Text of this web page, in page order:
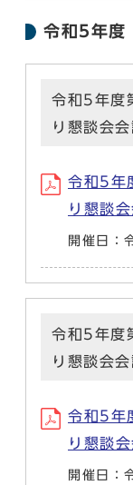
令和5年度
令和5年度
り懇談会
令和5年
り懇談
開催日：
令和5年度
り懇談会
令和5年
り懇談
開催日：